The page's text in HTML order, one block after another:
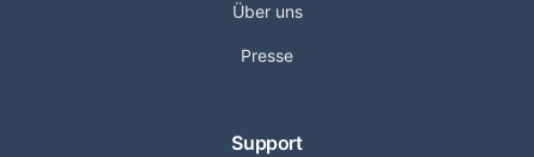
Über uns
Presse
Support